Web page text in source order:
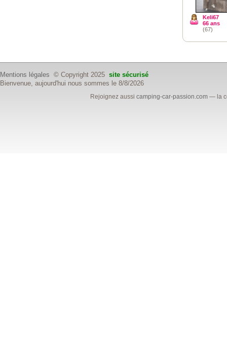
Keli67
66 ans
(67)
Mentions légales © Copyright 2025 site sécurisé
Bienvenue, aujourd'hui nous sommes le 8/8/2026
Rejoignez aussicamping-car-passion.com — la